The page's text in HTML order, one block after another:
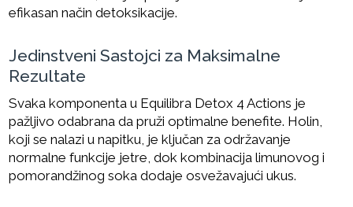
efikasan način detoksikacije.
Jedinstveni Sastojci za Maksimalne
Rezultate
Svaka komponenta u Equilibra Detox 4 Actions je
pažljivo odabrana da pruži optimalne benefite. Holin,
koji se nalazi u napitku, je ključan za održavanje
normalne funkcije jetre, dok kombinacija limunovog i
pomorandžinog soka dodaje osvežavajući ukus.